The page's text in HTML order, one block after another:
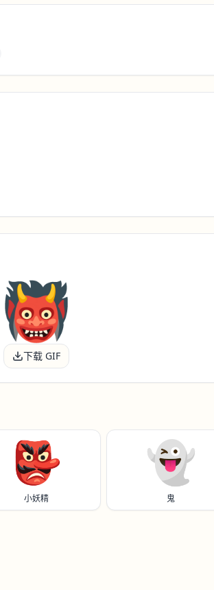
下载 GIF
👺
小妖精
👻
鬼